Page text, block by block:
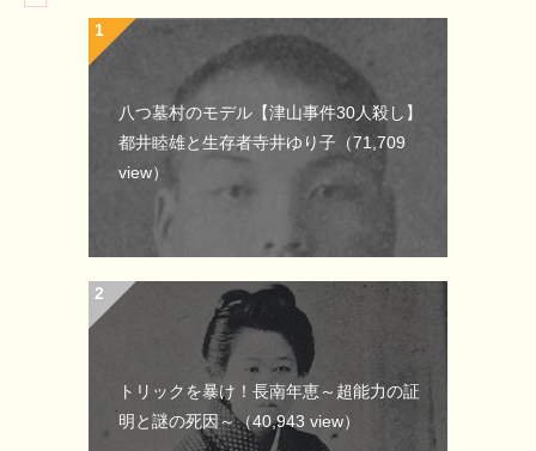
八つ墓村のモデル【津山事件30人殺し】
都井睦雄と生存者寺井ゆり子 （71,709
view）
トリックを暴け！長南年恵～超能力の証
明と謎の死因～（40,943 view）